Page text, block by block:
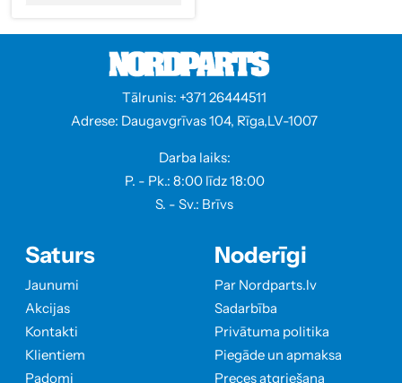
Tālrunis: +371 26444511
Adrese: Daugavgrīvas 104, Rīga,LV-1007
Darba laiks:
P. - Pk.: 8:00 līdz 18:00
S. - Sv.: Brīvs
Saturs
Jaunumi
Akcijas
Kontakti
Klientiem
Padomi
Noderīgi
Par Nordparts.lv
Sadarbība
Privātuma politika
Piegāde un apmaksa
Preces atgriešana